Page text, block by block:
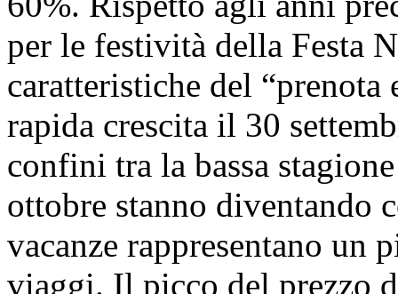
per le festività della Festa
caratteristiche del
rapida crescita il 30
confini tra la bassa
ottobre stanno diventando
vacanze rappresentano un
viaggi. Il picco del prezzo